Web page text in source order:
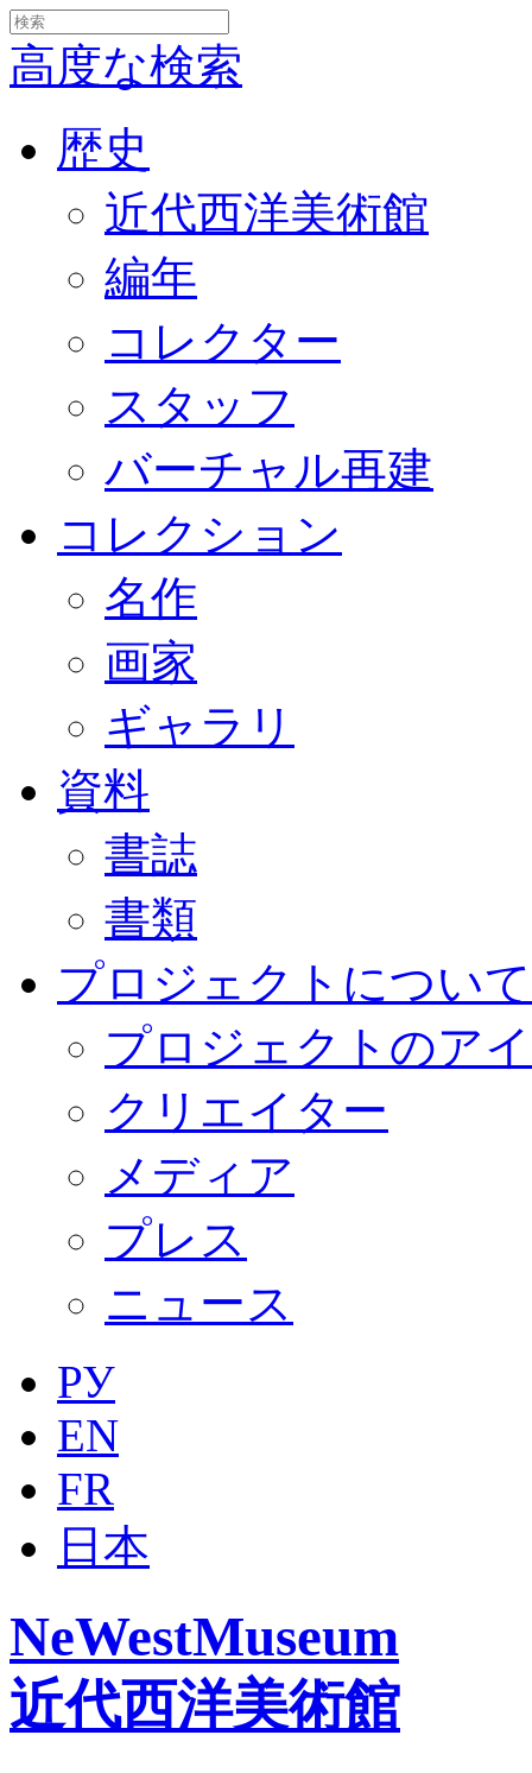
高度な検索
歴史
近代西洋美術館
編年
コレクター
スタッフ
バーチャル再建
コレクション
名作
画家
ギャラリ
資料
書誌
書類
プロジェクトについて
プロジェクトのア
クリエイター
メディア
プレス
ニュース
РУ
EN
FR
日本
NeWestMuseum
近代西洋美術館